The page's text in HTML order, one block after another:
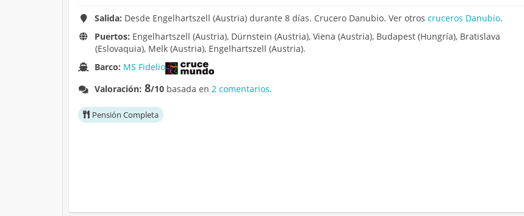
Salida: Desde Engelhartszell (Austria) durante 8 días. Crucero Danubio. Ver otroscruceros Danubio.
Puertos: Engelhartszell (Austria), Dürnstein (Austria), Viena (Austria), Budapest (Hungría), Bratislava
(Eslovaquia), Melk (Austria), Engelhartszell (Austria).
Barco: MS Fidelio
Valoración: 8/10 basada en 2 comentarios.
Pensión Completa